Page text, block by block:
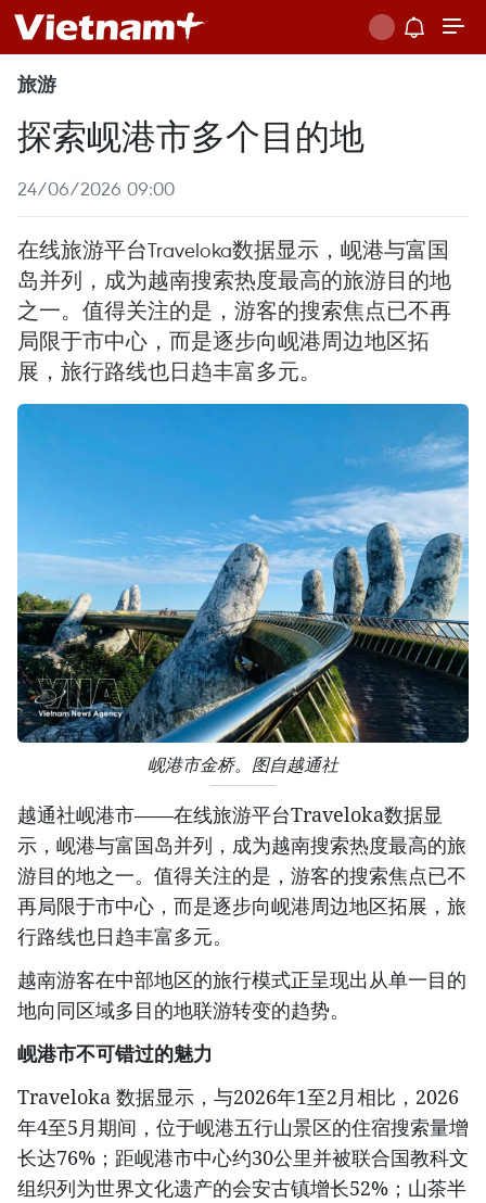
旅游
探索岘港市多个目的地
24/06/2026 09:00
在线旅游平台Traveloka数据显示，岘港与富国
岛并列，成为越南搜索热度最高的旅游目的地
之一。值得关注的是，游客的搜索焦点已不再
局限于市中心，而是逐步向岘港周边地区拓
展，旅行路线也日趋丰富多元。
岘港市金桥。图自越通社
越通社岘港市——在线旅游平台Traveloka数据显
示，岘港与富国岛并列，成为越南搜索热度最高的旅
游目的地之一。值得关注的是，游客的搜索焦点已不
再局限于市中心，而是逐步向岘港周边地区拓展，旅
行路线也日趋丰富多元。
越南游客在中部地区的旅行模式正呈现出从单一目的
地向同区域多目的地联游转变的趋势。
岘港市不可错过的魅力
Traveloka 数据显示，与2026年1至2月相比，2026
年4至5月期间，位于岘港五行山景区的住宿搜索量增
长达76%；距岘港市中心约30公里并被联合国教科文
组织列为世界文化遗产的会安古镇增长52%；山茶半